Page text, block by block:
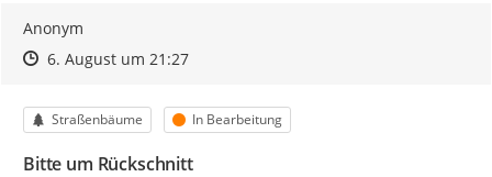
Anonym
Zeitpunkt des Erstellens
Zeitpunkt des Erstellens
6. August um 21:27Zur Äußerung
Kategorie
Straßenbäume Status
In Bearbeitung
Bitte um Rückschnitt